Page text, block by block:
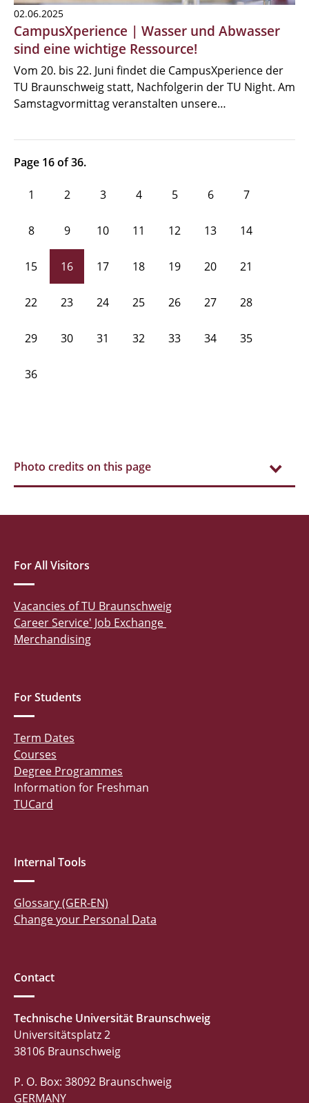
02.06.2025
CampusXperience | Wasser und Abwasser
sind eine wichtige Ressource!
Vom 20. bis 22. Juni findet die CampusXperience der
TU Braunschweig statt, Nachfolgerin der TU Night. Am
Samstagvormittag veranstalten unsere…
Page 16 of 36.
1 2 3 4 5 6 7
8 9 10 11 12 13 14
15 16 17 18 19 20 21
22 23 24 25 26 27 28
29 30 31 32 33 34 35
36
Photo credits on this page
For All Visitors
Vacancies of TU Braunschweig
Career Service' Job Exchange
Merchandising
For Students
Term Dates
Courses
Degree Programmes
Information for Freshman
TUCard
Internal Tools
Glossary (GER-EN)
Change your Personal Data
Contact
Technische Universität Braunschweig
Universitätsplatz 2
38106 Braunschweig
P. O. Box: 38092 Braunschweig
GERMANY